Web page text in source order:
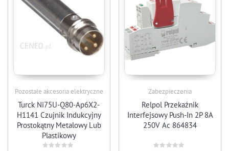
Pozostałe akcesoria elektryczne
Turck Ni75U-Q80-Ap6X2-
H1141 Czujnik Indukcyjny
Prostokątny Metalowy Lub
Plastikowy
(NI75UQ80AP6X2H1141)
Zabezpieczenia
Relpol Przekaźnik
Interfejsowy Push-In 2P 8A
250V Ac 864834